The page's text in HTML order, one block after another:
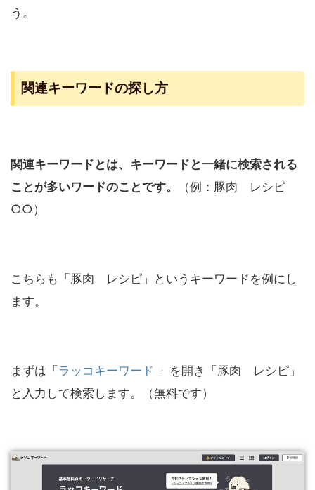
う。
関連キーワードの探し方
関連キーワードとは、キーワードと一緒に検索される
ことが多いワードのことです。
（例：豚肉 レシピ
○○）
こちらも「豚肉 レシピ」というキーワードを例にし
ます。
まずは「 ラッコキーワード 」を開き「豚肉 レシピ」
と入力して検索します。（無料です）